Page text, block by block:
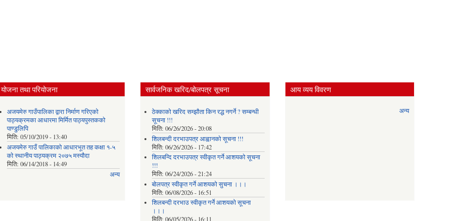
योजना तथा परियोजना
अजयमेरु गाउँपालिका द्वारा निर्माण गरिएको
पाठ्यक्रमका आधारमा मिर्मित पाठ्यपुस्तकको
पाण्डुलिपि
मिति:05/10/2019 - 13:40
अजयमेरु गाउँ पालिकाको आधारभूत तह कक्षा १-५
को स्थानीय पाठ्यक्रम २०७५ मस्यौदा
मिति:06/14/2018 - 14:49
अन्य
सार्वजनिक खरिद/बोलपत्र सूचना
ठेक्काको खरिद सम्झौता किन रद्ध नगर्ने ? सम्बन्धी
सूचना !!!
मिति: 06/26/2026 - 20:08
शिलबन्दी दरभाउपत्र आह्वानको सूचना !!!
मिति: 06/26/2026 - 17:42
शिलबन्दि दरभाउपत्र स्वीकृत गर्ने आशयकाे सूचना
!!!
मिति: 06/24/2026 - 21:24
बोलपत्र स्वीकृत गर्ने आशयको सुचना ।।।
मिति: 06/08/2026 - 16:51
शिलबन्दी दरभाउ स्वीकृत गर्ने आशयको सूचना
।।।
आय व्यय विवरण
अन्य